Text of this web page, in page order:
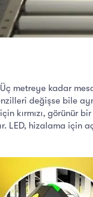
metreye kadar
değişse bile
kırmızı, görünür
LED, hizalama